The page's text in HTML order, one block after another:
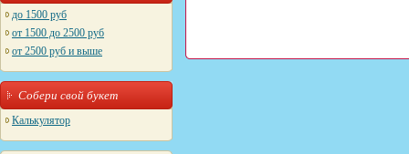
до 1500 руб
от 1500 до 2500 руб
от 2500 руб и выше
Собери свой букет
Калькулятор